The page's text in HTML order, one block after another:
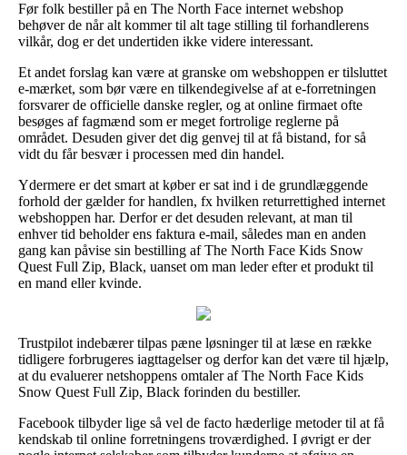
Før folk bestiller på en The North Face internet webshop
behøver de når alt kommer til alt tage stilling til forhandlerens
vilkår, dog er det undertiden ikke videre interessant.
Et andet forslag kan være at granske om webshoppen er tilsluttet
e-mærket, som bør være en tilkendegivelse af at e-forretningen
forsvarer de officielle danske regler, og at online firmaet ofte
besøges af fagmænd som er meget fortrolige reglerne på
området. Desuden giver det dig genvej til at få bistand, for så
vidt du får besvær i processen med din handel.
Ydermere er det smart at køber er sat ind i de grundlæggende
forhold der gælder for handlen, fx hvilken returrettighed internet
webshoppen har. Derfor er det desuden relevant, at man til
enhver tid beholder ens faktura e-mail, således man en anden
gang kan påvise sin bestilling af The North Face Kids Snow
Quest Full Zip, Black, uanset om man leder efter et produkt til
en mand eller kvinde.
Trustpilot indebærer tilpas pæne løsninger til at læse en række
tidligere forbrugeres iagttagelser og derfor kan det være til hjælp,
at du evaluerer netshoppens omtaler af The North Face Kids
Snow Quest Full Zip, Black forinden du bestiller.
Facebook tilbyder lige så vel de facto hæderlige metoder til at få
kendskab til online forretningens troværdighed. I øvrigt er der